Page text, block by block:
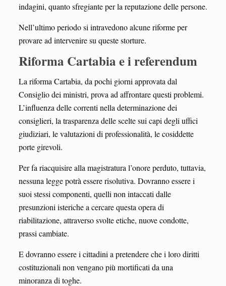
indagini, quanto sfregiante per la reputazione delle persone.
Nell’ultimo periodo si intravedono alcune riforme per
provare ad intervenire su queste storture.
Riforma Cartabia e i referendum
La riforma Cartabia, da pochi giorni approvata dal
Consiglio dei ministri, prova ad affrontare questi problemi.
L’influenza delle correnti nella determinazione dei
consiglieri, la trasparenza delle scelte sui capi degli uffici
giudiziari, le valutazioni di professionalità, le cosiddette
porte girevoli.
Per fa riacquisire alla magistratura l’onore perduto, tuttavia,
nessuna legge potrà essere risolutiva. Dovranno essere i
suoi stessi componenti, quelli non intaccati dalle
presunzioni isteriche a cercare questa opera di
riabilitazione, attraverso svolte etiche, nuove condotte,
prassi cambiate.
E dovranno essere i cittadini a pretendere che i loro diritti
costituzionali non vengano più mortificati da una
minoranza di toghe.